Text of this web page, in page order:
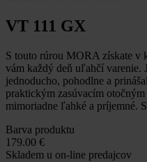
VT 111 GX
S touto rúrou MORA získate v
vám každý deň uľahčí varenie.
jednoducho, pohodlne a
praktickým zasúvacím
mimoriadne ľahké a príjemné.
Barva produktu
179.00 €
Skladem u on-line predajcov